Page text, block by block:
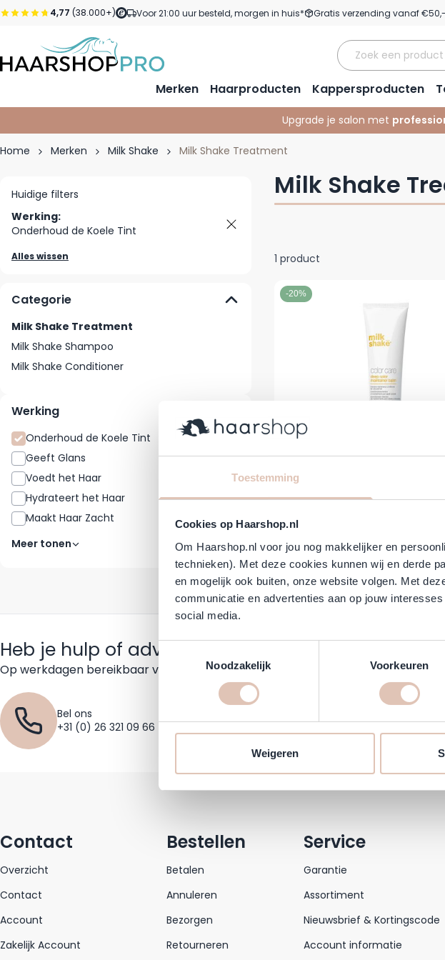
Toestemming
Cookies op Haarshop.nl
Om Haarshop.nl voor jou nog makkelijker en
technieken). Met deze cookies kunnen wij en derde
en mogelijk ook buiten, onze website volgen. Met
communicatie en advertenties aan op jouw
social media.
Toestemmingsselectie
Noodzakelijk
Voorkeuren
Weigeren
Ga naar de inhoud
4,77 (38.000+) Voor 21:00 uur besteld, morgen in huis* Gratis verzending vanaf €50,-
Merken Haarproducten Kappersproducten
Upgrade je salon met
Home Merken Milk Shake Milk Shake Treatment
Milk Shake
Huidige filters
Werking:
Onderhoud de Koele Tint
Alles wissen
Categorie
Milk Shake Treatment
Milk Shake Shampoo
Milk Shake Conditioner
Werking
Onderhoud de Koele Tint
1
Geeft Glans
18
Voedt het Haar
15
Hydrateert het Haar
13
Maakt Haar Zacht
Meer tonen
1 product
-20%
Milk Shake - Deep Color
Normale prijs
€ 20,62
Heb je hulp of advies nodig?
Op werkdagen bereikbaar van 09:30 tot 17:30 uur
Bel ons
+31 (0) 26 321 09 66
Contact
Overzicht
Contact
Account
Zakelijk Account
Bestellen
Betalen
Annuleren
Bezorgen
Retourneren
Service
Garantie
Assortiment
Nieuwsbrief & Kortingscode
Account informatie